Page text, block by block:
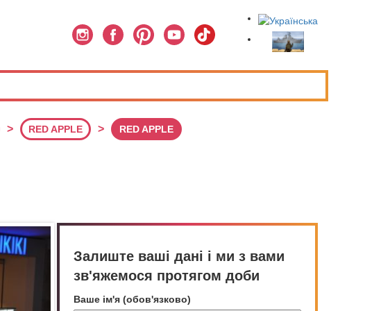
> RED APPLE > RED APPLE
Залиште ваші дані і ми з вами
зв'яжемося протягом доби
Ваше ім'я (обов'язково)